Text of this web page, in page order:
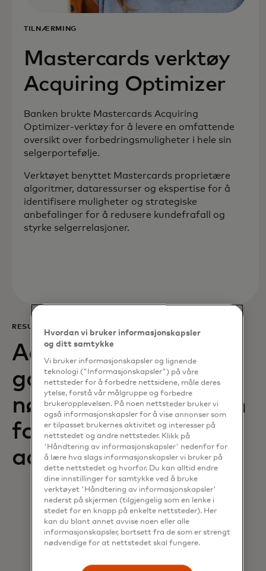
TILNÆRMING
Mastercards verktøy
Acquiring Optimizer
Banken brukte Mastercards Acquiring
Optimizer-verktøy for å levere en omfattende
oversikt over forbedringsmuligheter i hele sin
selgerportefølje.
Verktøyet benyttet Mastercards proprietære
algoritmer, dataressurser og ekspertise for å
identifisere muligheter og strategiske
anbefalinger for å redusere kundefrafall og
styrke selgerrelasjoner.
RESULTATER
Acquiring Optimizer
ga AIK Banka den
nødvendige innsikten
for å forbedre sin
acquiring-portefølje
Mastercard identifiserte prioriterte
Selgergrupper og ga "rask gevinst", taktiske
Hvordan vi bruker informasjonskapsler
og ditt samtykke
Vi bruker informasjonskapsler og lignende
teknologi ("Informasjonskapsler") på våre
nettsteder for å forbedre nettsidene, måle deres
ytelse, forstå vår målgruppe og forbedre
brukeropplevelsen. På noen nettsteder bruker vi
også informasjonskapsler for å vise annonser som
er tilpasset brukernes aktivitet og interesser på
nettstedet og andre nettsteder. Klikk på
'Håndtering av informasjonskapsler' nedenfor for
å lære hva slags informasjonskapsler vi bruker på
dette nettstedet og hvorfor. Du kan alltid endre
dine innstillinger for samtykke ved å bruke
verktøyet 'Håndtering av informasjonskapsler'
nederst på skjermen (tilgjengelig som en lenke i
stedet for en knapp på enkelte nettsteder). Her
kan du blant annet avvise noen eller alle
informasjonskapsler, bortsett fra de som er strengt
nødvendige for at nettstedet skal fungere.